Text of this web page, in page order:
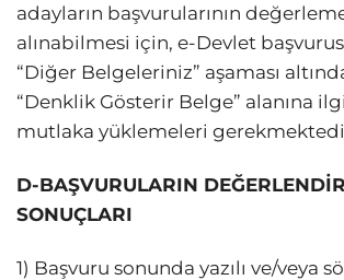
adayların başvurularının
alınabilmesi için, e-Devlet
“Diğer Belgeleriniz” aşaması
“Denklik Gösterir Belge” alanına
mutlaka yüklemeleri
D-BAŞVURULARIN
SONUÇLARI
1) Başvuru sonunda yazılı ve/veya